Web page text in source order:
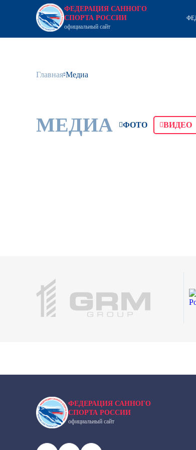
ФЕДЕРАЦИЯ САННОГО
СПОРТА РОССИИ
официальный сайт
Главная Медиа
МЕДИА ФОТО ВИДЕО
ФЕДЕРАЦИЯ САННОГО
СПОРТА РОССИИ
официальный сайт